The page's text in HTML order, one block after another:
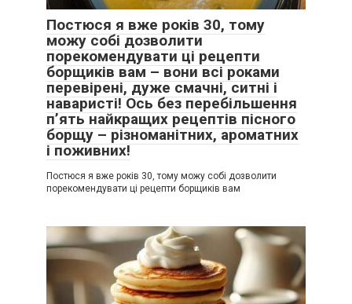
Постюся я вже років 30, тому
можу собі дозволити
порекомендувати ці рецепти
борщиків вам – вони всі роками
перевірені, дуже смачні, ситні і
наваристі! Ось без перебільшення
п’ять найкращих рецептів пісного
борщу – різноманітних, ароматних
і поживних!
Постюся я вже років 30, тому можу собі дозволити
порекомендувати ці рецепти борщиків вам